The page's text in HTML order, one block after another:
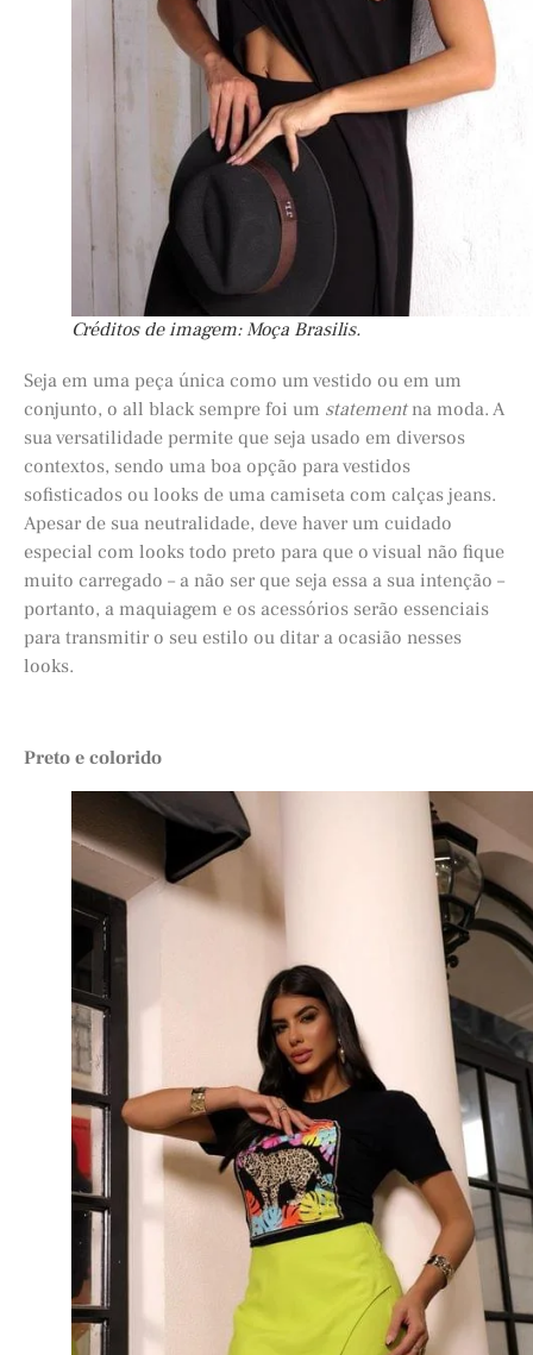
Créditos de imagem: Moça Brasilis.
Seja em uma peça única como um vestido ou em um
conjunto, o all black sempre foi um statementna moda. A
sua versatilidade permite que seja usado em diversos
contextos, sendo uma boa opção para vestidos
sofisticados ou looks de uma camiseta com calças jeans.
Apesar de sua neutralidade, deve haver um cuidado
especial com looks todo preto para que o visual não fique
muito carregado – a não ser que seja essa a sua intenção –
portanto, a maquiagem e os acessórios serão essenciais
para transmitir o seu estilo ou ditar a ocasião nesses
looks.
Preto e colorido